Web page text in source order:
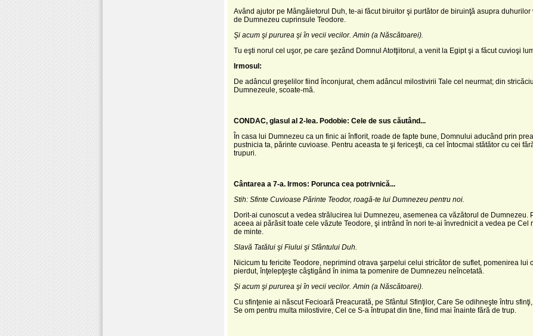
Având ajutor pe Mângâietorul Duh, te-ai făcut biruitor şi purtător de biruinţă asupra duhurilor
de Dumnezeu cuprinsule Teodore.
Şi acum şi pururea şi în vecii vecilor. Amin (a Născătoarei).
Tu eşti norul cel uşor, pe care şezând Domnul Atotţiitorul, a venit la Egipt şi a făcut cuvioşi
Irmosul:
De adâncul greşelilor fiind înconjurat, chem adâncul milostivirii Tale cel neurmat; din
Dumnezeule, scoate-mă.
CONDAC, glasul al 2-lea. Podobie: Cele de sus căutând...
În casa lui Dumnezeu ca un finic ai înflorit, roade de fapte bune, Domnului aducând prin
pustnicia ta, părinte cuvioase. Pentru aceasta te şi fericeşti, ca cel întocmai stătător cu cei
trupuri.
Cântarea a 7-a. Irmos: Porunca cea potrivnică...
Stih: Sfinte Cuvioase Părinte Teodor, roagă-te lui Dumnezeu pentru noi.
Dorit-ai cunoscut a vedea strălucirea lui Dumnezeu, asemenea ca văzătorul de Dumnezeu.
aceea ai părăsit toate cele văzute Teodore, şi intrând în nori te-ai învrednicit a vedea pe Cel
de minte.
Slavă Tatălui şi Fiului şi Sfântului Duh.
Nicicum tu fericite Teodore, neprimind otrava şarpelui celui stricător de suflet, pomenirea lui
pierdut, înţelepţeşte câştigând în inima ta pomenire de Dumnezeu neîncetată.
Şi acum şi pururea şi în vecii vecilor. Amin (a Născătoarei).
Cu sfinţenie ai născut Fecioară Preacurată, pe Sfântul Sfinţilor, Care Se odihneşte întru
Se om pentru multa milostivire, Cel ce S-a întrupat din tine, fiind mai înainte fără de trup.